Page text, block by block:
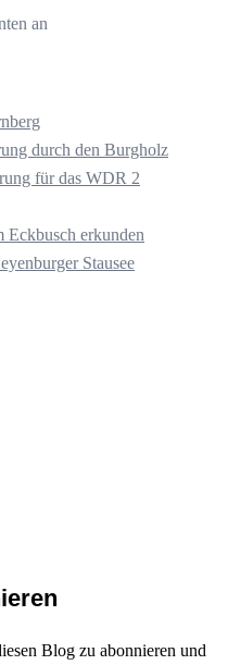
an
durch den Burgholz
für das WDR 2
Eckbusch erkunden
Stausee
Blog zu abonnieren und